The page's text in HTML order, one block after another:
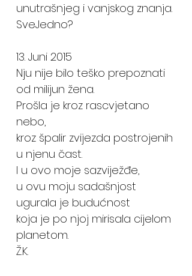
unutrašnjeg i vanjskog znanja.
SveJedno?
13. Juni 2015
Nju nije bilo teško prepoznati
od milijun žena.
Prošla je kroz rascvjetano
nebo,
kroz špalir zvijezda postrojenih
u njenu čast.
I u ovo moje sazviježđe,
u ovu moju sadašnjost
ugurala je budućnost
koja je po njoj mirisala cijelom
planetom.
Ž.K.